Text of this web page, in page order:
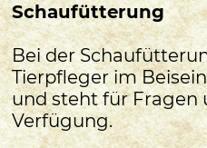
Schaufütterung
Bei der
Tierpfleger im
und steht für Fragen
Verfügung.